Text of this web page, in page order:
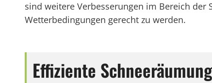
sind weitere Verbesserungen im Bereich
Wetterbedingungen gerecht zu werden.
Effiziente